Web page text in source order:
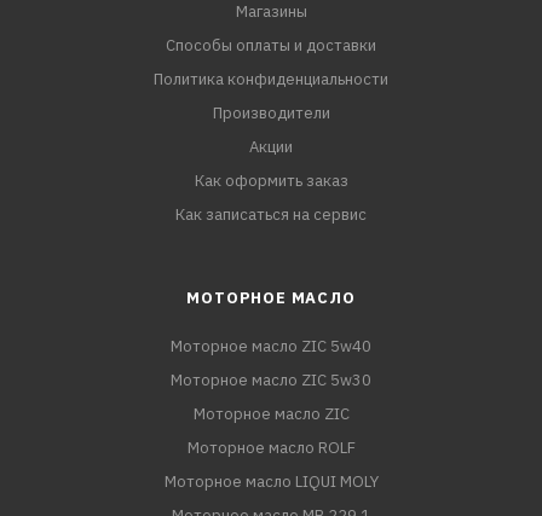
Магазины
Способы оплаты и доставки
Политика конфиденциальности
Производители
Акции
Как оформить заказ
Как записаться на сервис
МОТОРНОЕ МАСЛО
Моторное масло ZIC 5w40
Моторное масло ZIC 5w30
Моторное масло ZIC
Моторное масло ROLF
Моторное масло LIQUI MOLY